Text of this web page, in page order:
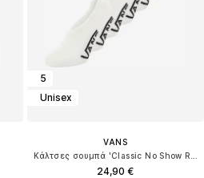
5
Unisex
VANS
24,90 €